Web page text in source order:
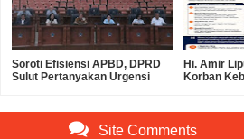
Soroti Efisiensi APBD, DPRD
Sulut Pertanyakan Urgensi
Hi. Amir
Korban
Site Comments